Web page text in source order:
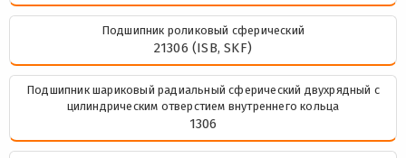
Подшипник роликовый сферический
21306 (ISB, SKF)
Подшипник шариковый радиальный сферический двухрядный с
цилиндрическим отверстием внутреннего кольца
1306